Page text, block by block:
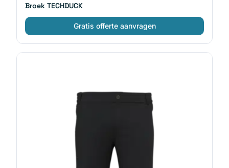
Broek TECHDUCK
Gratis offerte aanvragen